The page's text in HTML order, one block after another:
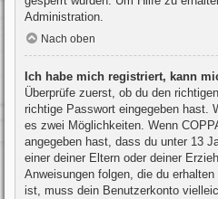
Administration.
Nach oben
Ich habe mich registriert, kann
Überprüfe zuerst, ob du den
richtige Passwort eingegeben hast.
es zwei Möglichkeiten. Wenn
angegeben hast, dass du unter 13
einer deiner Eltern oder deiner
Anweisungen folgen, die du
ist, muss dein Benutzerkonto